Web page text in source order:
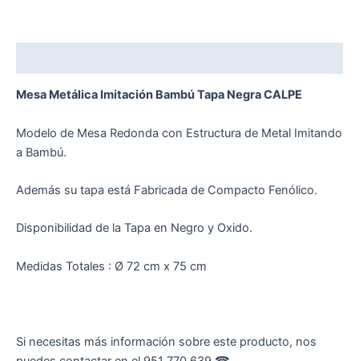
Mesa Metálica Imitación Bambú Tapa Negra CALPE
Modelo de Mesa Redonda con Estructura de Metal Imitando
a Bambú.
Además su tapa está Fabricada de Compacto Fenólico.
Disponibilidad de la Tapa en Negro y Oxido.
Medidas Totales : Ø 72 cm x 75 cm
Si necesitas más información sobre este producto, nos